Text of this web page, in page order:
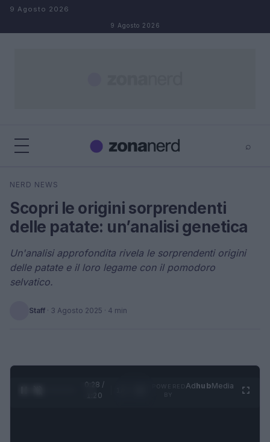
Salta al contenuto
9 Agosto 2026
9 Agosto 2026
⌕
Cerca
NERD NEWS
Scopri le origini sorprendenti
delle patate: un’analisi genetica
Un'analisi approfondita rivela le sorprendenti origini
delle patate e il loro legame con il pomodoro
selvatico.
Staff · 3 Agosto 2025 · 4 min
0:28 /
1:20
AdhubMedia